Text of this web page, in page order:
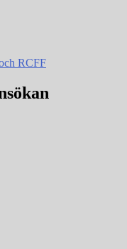
RCFF